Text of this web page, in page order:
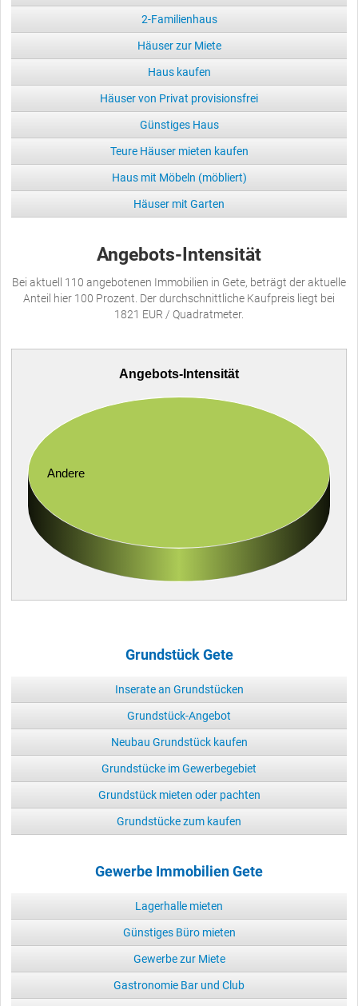
2-Familienhaus
Häuser zur Miete
Haus kaufen
Häuser von Privat provisionsfrei
Günstiges Haus
Teure Häuser mieten kaufen
Haus mit Möbeln (möbliert)
Häuser mit Garten
Angebots-Intensität
Bei aktuell 110 angebotenen Immobilien in Gete, beträgt der aktuelle
Anteil hier 100 Prozent. Der durchschnittliche Kaufpreis liegt bei
1821 EUR / Quadratmeter.
Angebots-Intensität
Andere
Grundstück Gete
Inserate an Grundstücken
Grundstück-Angebot
Neubau Grundstück kaufen
Grundstücke im Gewerbegebiet
Grundstück mieten oder pachten
Grundstücke zum kaufen
Gewerbe Immobilien Gete
Lagerhalle mieten
Günstiges Büro mieten
Gewerbe zur Miete
Gastronomie Bar und Club